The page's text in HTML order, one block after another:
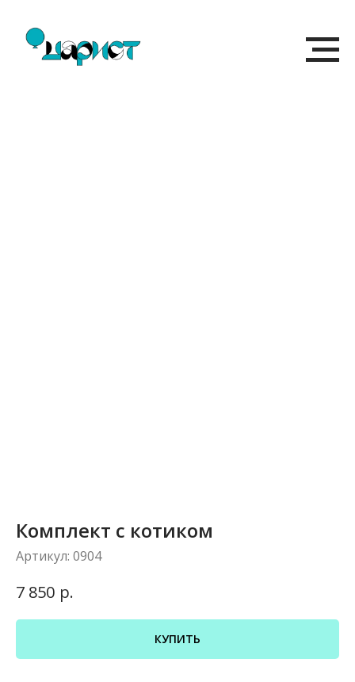
Комплект с котиком
Артикул: 0904
7 850 р.
КУПИТЬ